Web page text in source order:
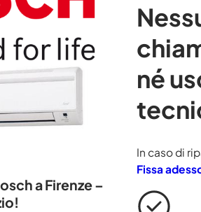
a Firenze –
né
In caso di
Fissa